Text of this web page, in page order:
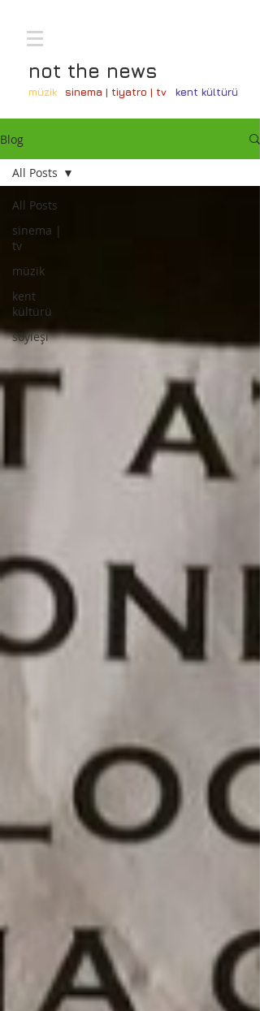
not the news
müzik sinema | tiyatro | tv kent kültürü
Blog
All Posts
sinema |
tv
müzik
kent
kültürü
söyleşi
All Posts